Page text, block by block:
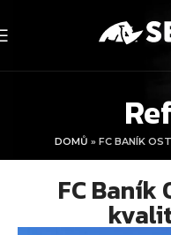
DOMŮ » FC BANÍK
FC Baník